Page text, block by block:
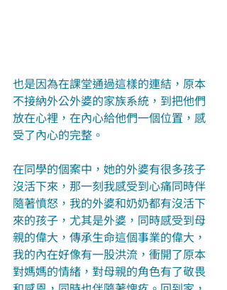
也是因為在課堂通過這樣的連結，原本
不接納外公外婆的家族系統，到把他們
放在心裡，在內心給他們一個位置，感
受了內心的完整。
在同學的個案中，她的外婆有很多孩子
沒活下來，那一刻我感受到心痛同時伴
隨著憤怒，我的外婆和奶奶都有沒活下
來的孩子，尤其是外婆，同時感受到母
親的偉大，傳承生命這個事業的偉大，
我的內在好像有一股洪流，衝開了原本
對媽媽的情緒，對母親的角色有了敬畏